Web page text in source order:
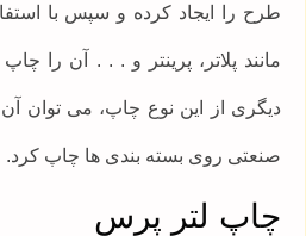
طرح را ایجاد کرده و سپس با
مانند پلاتر، پرینتر و . . . آن را
دیگری از این نوع چاپ، می توان
صنعتی روی بسته بندی ها چاپ کرد.
چاپ لتر پرس